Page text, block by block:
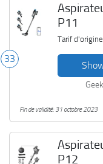
33
P11
Tarif
Fin de validité: 31 octobre 2023
P12